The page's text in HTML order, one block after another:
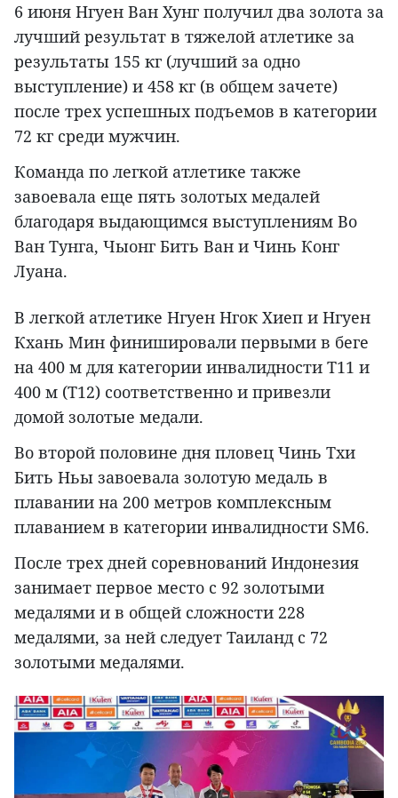
6 июня Нгуен Ван Хунг получил два золота за
лучший результат в тяжелой атлетике за
результаты 155 кг (лучший за одно
выступление) и 458 кг (в общем зачете)
после трех успешных подъемов в категории
72 кг среди мужчин.
Команда по легкой атлетике также
завоевала еще пять золотых медалей
благодаря выдающимся выступлениям Во
Ван Тунга, Чыонг Бить Ван и Чинь Конг
Луана.
В легкой атлетике Нгуен Нгок Хиеп и Нгуен
Кхань Мин финишировали первыми в беге
на 400 м для категории инвалидности T11 и
400 м (T12) соответственно и привезли
домой золотые медали.
Во второй половине дня пловец Чинь Тхи
Бить Ньы завоевала золотую медаль в
плавании на 200 метров комплексным
плаванием в категории инвалидности SM6.
После трех дней соревнований Индонезия
занимает первое место с 92 золотыми
медалями и в общей сложности 228
медалями, за ней следует Таиланд с 72
золотыми медалями.